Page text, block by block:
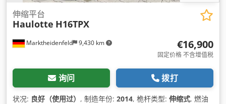
Marktheidenfeld 9,430 km
伸缩平台
Haulotte H16TPX
€16,900
固定价格 不含增值税
询问 拨打
状况: 良好（使用过） , 制造年份: 2014, 桅杆类型: 伸缩式, 燃油